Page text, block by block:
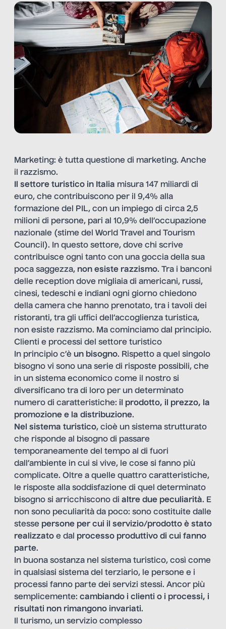
Marketing: è tutta questione di marketing. Anche
il razzismo.
Il settore turistico in Italia misura 147 miliardi di
euro, che contribuiscono per il 9,4% alla
formazione del PIL, con un impiego di circa 2,5
milioni di persone, pari al 10,9% dell’occupazione
nazionale (stime del World Travel and Tourism
Council). In questo settore, dove chi scrive
contribuisce ogni tanto con una goccia della sua
poca saggezza, non esiste razzismo. Tra i banconi
delle reception dove migliaia di americani, russi,
cinesi, tedeschi e indiani ogni giorno chiedono
della camera che hanno prenotato, tra i tavoli dei
ristoranti, tra gli uffici dell’accoglienza turistica,
non esiste razzismo. Ma cominciamo dal principio.
Clienti e processi del settore turistico
In principio c’è un bisogno. Rispetto a quel singolo
bisogno vi sono una serie di risposte possibili, che
in un sistema economico come il nostro si
diversificano tra di loro per un determinato
numero di caratteristiche: il prodotto, il prezzo, la
promozione e la distribuzione.
Nel sistema turistico, cioè un sistema strutturato
che risponde al bisogno di passare
temporaneamente del tempo al di fuori
dall’ambiente in cui si vive, le cose si fanno più
complicate. Oltre a quelle quattro caratteristiche,
le risposte alla soddisfazione di quel determinato
bisogno si arricchiscono di altre due peculiarità. E
non sono peculiarità da poco: sono costituite dalle
stesse persone per cui il servizio/prodotto è stato
realizzato e dal processo produttivo di cui fanno
parte.
In buona sostanza nel sistema turistico, così come
in qualsiasi sistema del terziario, le persone e i
processi fanno parte dei servizi stessi. Ancor più
semplicemente: cambiando i clienti o i processi, i
risultati non rimangono invariati.
Il turismo, un servizio complesso